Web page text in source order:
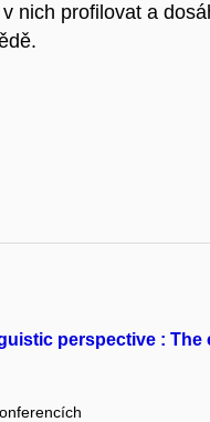
nich profilovat a
perspective : The